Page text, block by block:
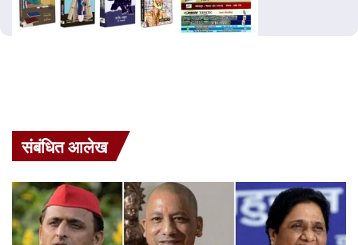
संबंधित आलेख